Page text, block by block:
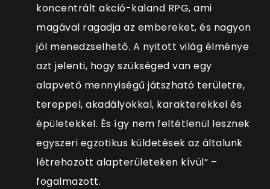
koncentrált akció-kaland RPG, ami
magával ragadja az embereket, és nagyon
jól menedzselhető. A nyitott világ élménye
azt jelenti, hogy szükséged van egy
alapvető mennyiségű játszható területre,
tereppel, akadályokkal, karakterekkel és
épületekkel. És így nem feltétlenül lesznek
egyszeri egzotikus küldetések az általunk
létrehozott alapterületeken kívül” –
fogalmazott.